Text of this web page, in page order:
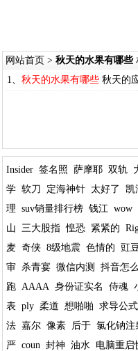
网站首页 > 秋天的水果有哪些
1、 秋天的水果有哪些 秋天的
Insider 签名照 萨摩耶 双轨
学 软刀 定海神针 太好了 凯
理 suv销量排行榜 钱江 wow
山 三大股指 惶恐 紧紧的
麦 奇侠 8级地震 色情的 豇
审 杀青宴 微信内测 抖音怎
跑 AAAA 身份证实名 侍魂
表 ply 柔道 想啪啪 求导公式
法 嘉尔 像素 后于 氯化钠注
严 coun 封神 油水 电脑重启